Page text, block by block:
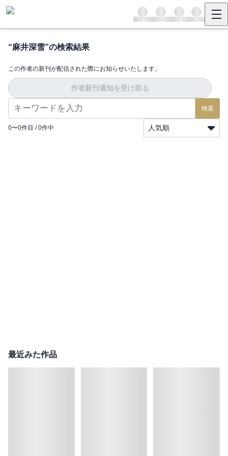
“麻井深雪”の検索結果
この作者の新刊が配信された際にお知らせいたします。
作者新刊通知を受け取る
検索
0〜0件目 / 0件中 人気順
最近みた作品